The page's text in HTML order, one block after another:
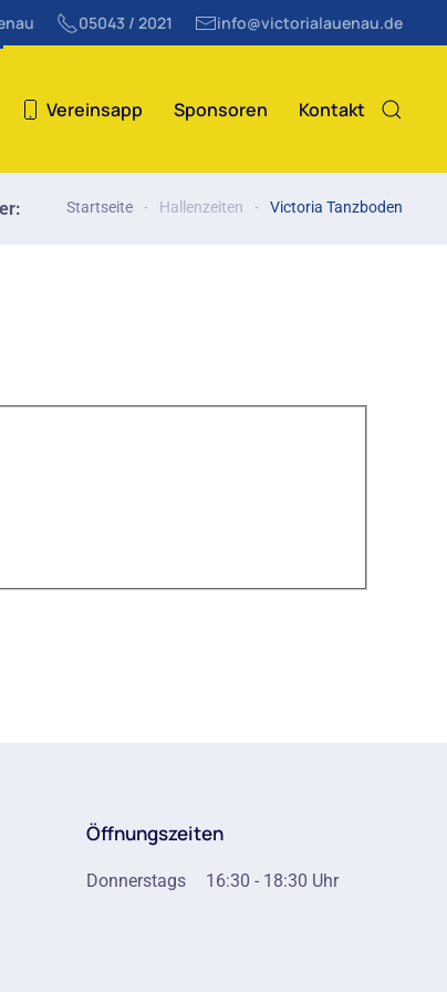
05043 / 2021 info@victorialauenau.de
Vereinsapp Sponsoren Kontakt
Startseite Hallenzeiten Victoria Tanzboden
Öffnungszeiten
Donnerstags 16:30 - 18:30 Uhr